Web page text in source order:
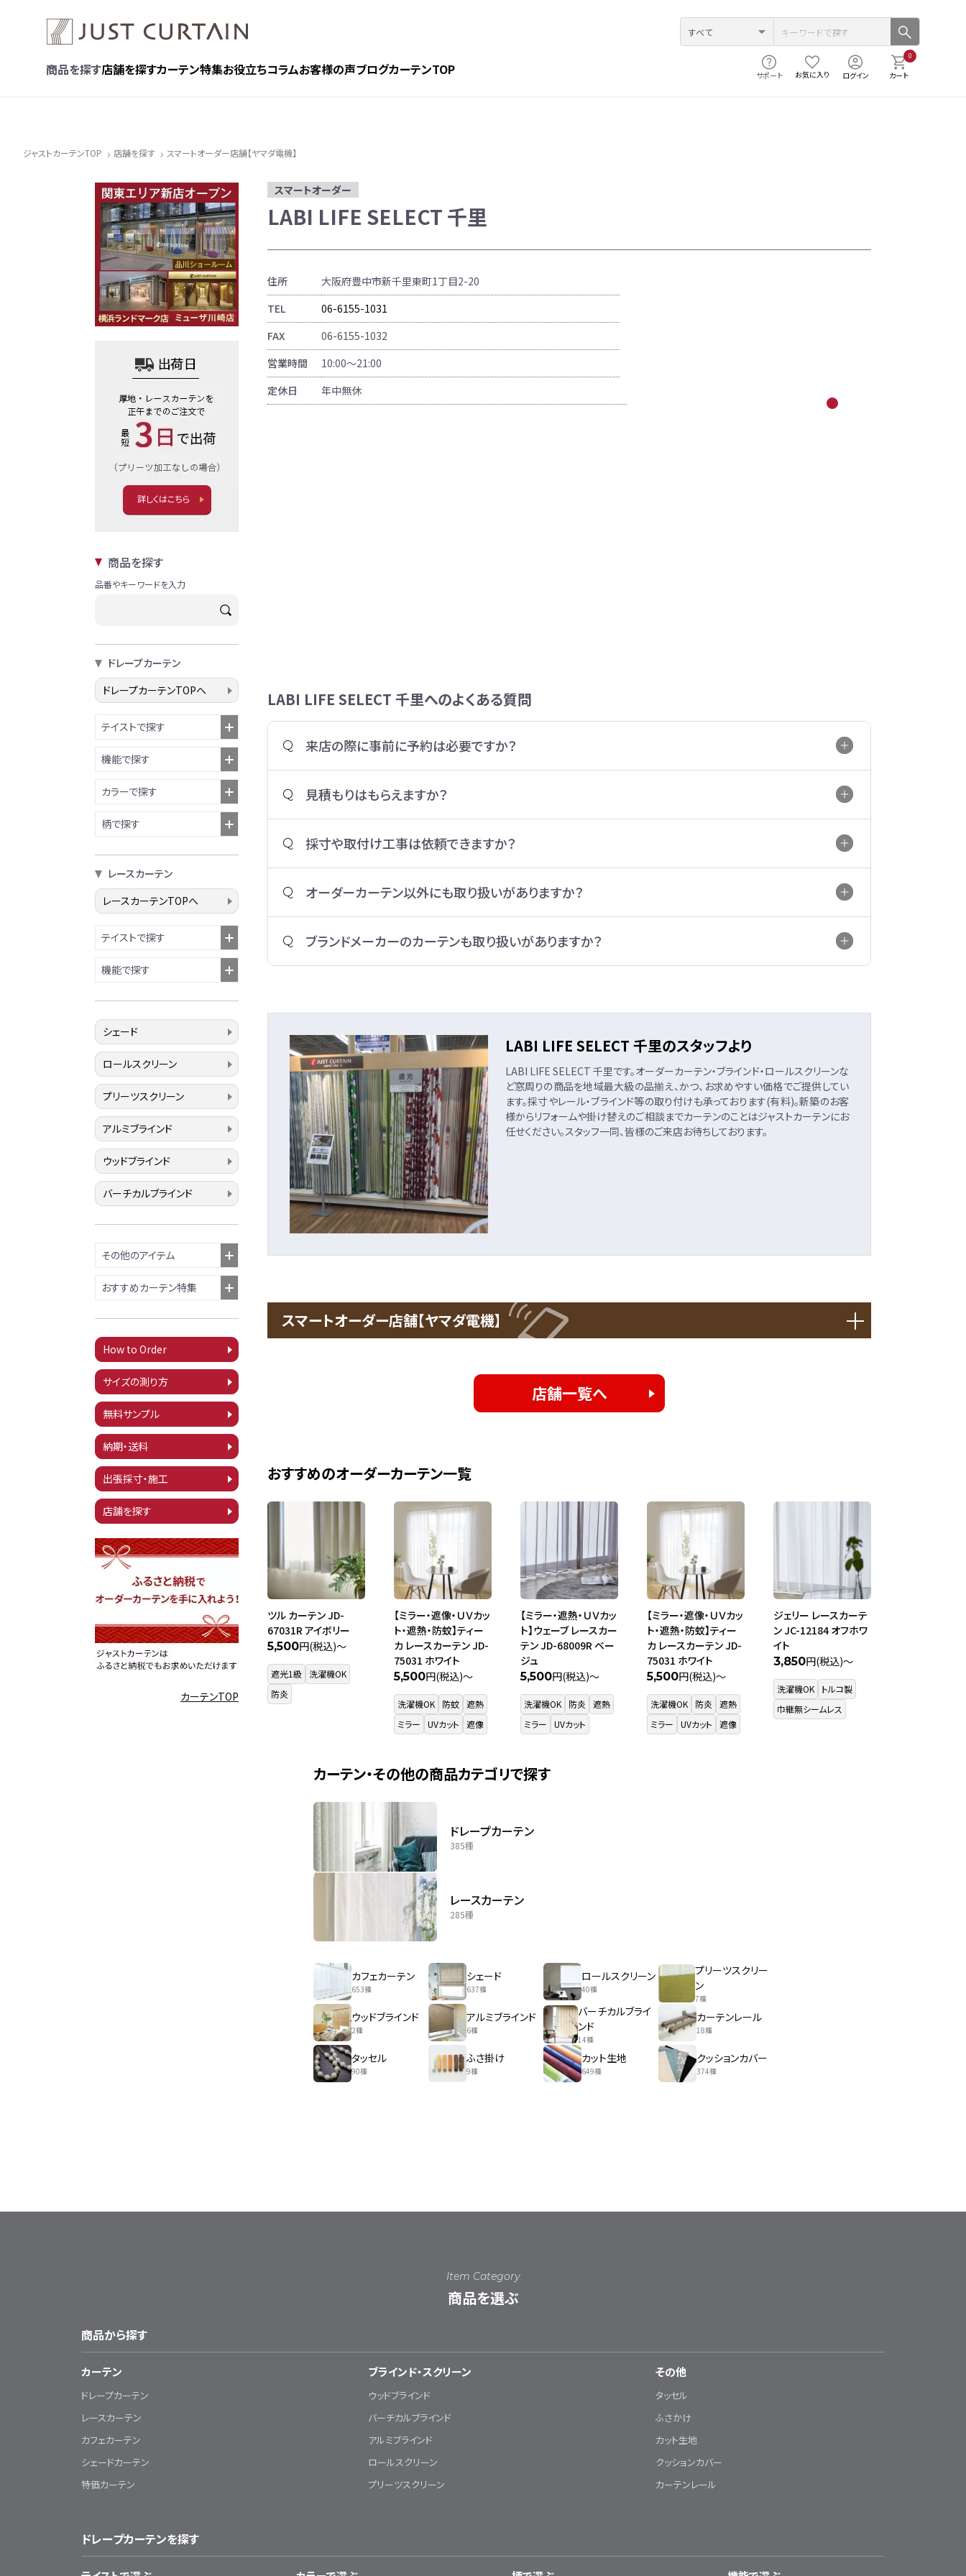
商品を探す店舗を探すカーテン特集お役立ちコラムお客様の声ブログカーテンTOP サポート お気に入り ログイン
0
カート
ジャストカーテンTOP 店舗を探す スマートオーダー店舗【ヤマダ電機】
詳しくはこちら
商品を探す
品番やキーワードを入力
ドレープカーテン
ドレープカーテンTOPへ
テイストで探す
機能で探す
カラーで探す
柄で探す
レースカーテン
レースカーテンTOPへ
テイストで探す
機能で探す
シェード
ロールスクリーン
プリーツスクリーン
アルミブラインド
ウッドブラインド
バーチカルブラインド
その他のアイテム
おすすめカーテン特集
How to Order
サイズの測り方
無料サンプル
納期・送料
出張採寸・施工
店舗を探す
カーテンTOP
スマートオーダー
LABI LIFE SELECT 千里
住所
大阪府豊中市新千里東町1丁目2-20
TEL
06-6155-1031
FAX
06-6155-1032
営業時間
10:00〜21:00
定休日
年中無休
LABI LIFE SELECT 千里へのよくある質問
来店の際に事前に予約は必要ですか？
見積もりはもらえますか？
採寸や取付け工事は依頼できますか？
オーダーカーテン以外にも取り扱いがありますか？
ブランドメーカーのカーテンも取り扱いがありますか？
LABI LIFE SELECT 千里のスタッフより
LABI LIFE SELECT 千里です。オーダーカーテン・ブラインド・ロールスクリーンな
ど窓周りの商品を地域最大級の品揃え、かつ、お求めやすい価格でご提供してい
ます。採寸やレール・ブラインド等の取り付けも承っております(有料)。新築のお客
様からリフォームや掛け替えのご相談までカーテンのことはジャストカーテンにお
任せください。スタッフ一同、皆様のご来店お待ちしております。
スマートオーダー店舗【ヤマダ電機】
店舗一覧へ
おすすめのオーダーカーテン一覧
ツル カーテン JD-
67031R アイボリー
5,500円(税込)～
遮光1級
洗濯機OK
防炎
【ミラー・遮像・ＵＶカッ
ト・遮熱・防蚊】ティー
カ レースカーテン JD-
75031 ホワイト
5,500円(税込)～
洗濯機OK 防蚊 遮熱
ミラー
UVカット 遮像
【ミラー・遮熱・ＵＶカッ
ト】ウェーブ レースカー
テン JD-68009R ベー
ジュ
5,500円(税込)～
洗濯機OK 防炎
遮熱
ミラー
UVカット
【ミラー・遮像・ＵＶカッ
ト・遮熱・防蚊】ティー
カ レースカーテン JD-
75031 ホワイト
5,500円(税込)～
洗濯機OK 防炎
遮熱
ミラー
UVカット 遮像
ジェリー レースカーテ
ン JC-12184 オフホワ
イト
3,850円(税込)～
洗濯機OK
トルコ製
巾継無シームレス
カーテン・その他の商品カテゴリで探す
ドレープカーテン
385種
レースカーテン
285種
カフェカーテン
653種
シェード
637種
ロールスクリーン
40種
プリーツスクリー
ン
7種
ウッドブラインド
2種
アルミブラインド
6種
バーチカルブライ
ンド
14種
カーテンレール
18種
タッセル
90種
ふさ掛け
9種
カット生地
649種
クッションカバー
374種
Item Category
商品を選ぶ
商品から探す
カーテン
ドレープカーテン
レースカーテン
カフェカーテン
シェードカーテン
特価カーテン
ブラインド・スクリーン
ウッドブラインド
バーチカルブラインド
アルミブラインド
ロールスクリーン
プリーツスクリーン
その他
タッセル
ふさかけ
カット生地
クッションカバー
カーテンレール
ドレープカーテンを探す